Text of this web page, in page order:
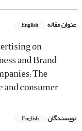
عنوان مقاله English
on
and Brand
The
consumer
نویسندگان English